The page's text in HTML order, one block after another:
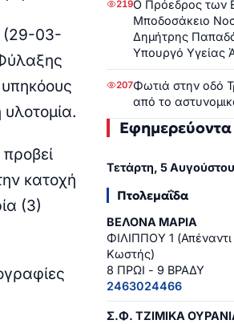
(29-03-
προβεί
κατοχή
(3)
219Ο Πρόεδρος των
Μποδοσάκειο
Δημήτρης
Υπουργό Υγείας
207Φωτιά στην οδό
από το
Τετάρτη, 5
Πτολεμαΐδα
ΒΕΛΟΝΑ ΜΑΡΙΑ
ΦΙΛΙΠΠΟΥ 1
Κωστής)
8 ΠΡΩΙ - 9 ΒΡΑΔΥ
2463024466
Σ.Φ. ΤΖΙΜΙΚΑ